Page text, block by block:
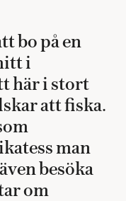
bo på en
i
här i stort
att fiska.
man
besöka
om